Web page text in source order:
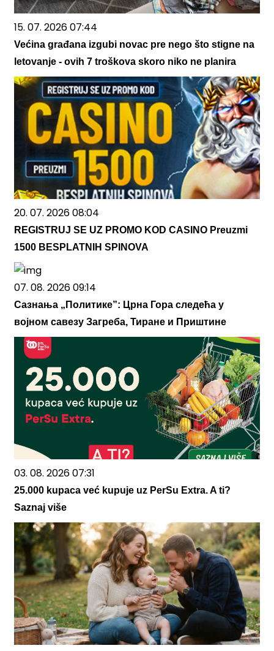
15. 07. 2026 07:44
Većina građana izgubi novac pre nego što stigne na
letovanje - ovih 7 troškova skoro niko ne planira
20. 07. 2026 08:04
REGISTRUJ SE UZ PROMO KOD CASINO Preuzmi
1500 BESPLATNIH SPINOVA
07. 08. 2026 09:14
Сазнања „Политике”: Црна Гора следећа у
војном савезу Загреба, Тиране и Приштине
03. 08. 2026 07:31
25.000 kupaca već kupuje uz PerSu Extra. A ti?
Saznaj više